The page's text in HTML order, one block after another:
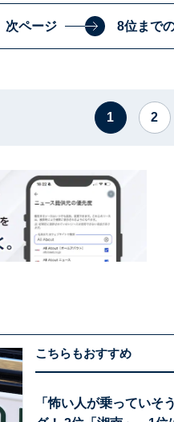
次ページ 8位まで
1 2
こちらもおすすめ
「怖い人が乗っていそ